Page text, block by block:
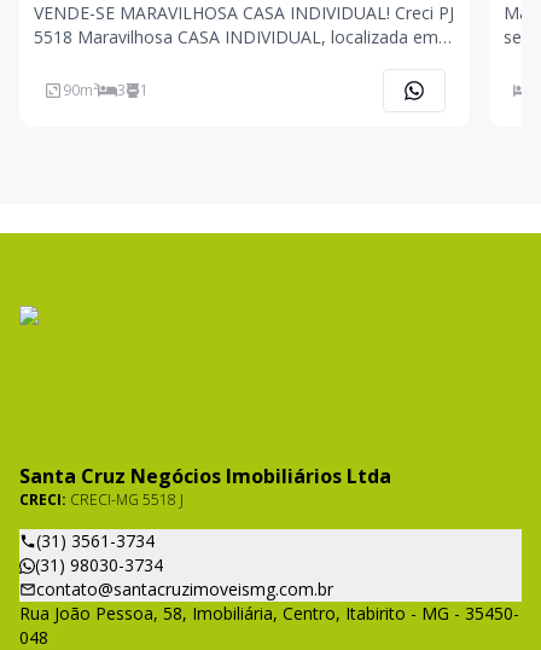
VENDE-SE MARAVILHOSA CASA INDIVIDUAL! Creci PJ
5518 Maravilhosa CASA INDIVIDUAL, localizada em
a poucos minutos do centro da cidade, região com
transporte público, próximo a escola e UBS (Unidade
90m² 3 1
sendo
Santa Cruz Negócios Imobiliários Ltda
CRECI: CRECI-MG 5518 J
(31) 3561-3734
(31) 98030-3734
contato@santacruzimoveismg.com.br
Rua João Pessoa, 58, Imobiliária, Centro, Itabirito - MG - 35450-
048